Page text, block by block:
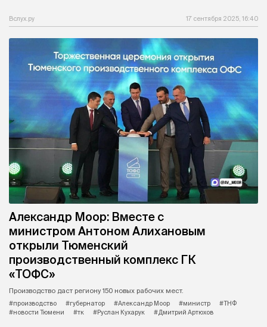
Вслух.ру 17 сентября 2025, 16:40
Александр Моор: Вместе с
министром Антоном Алихановым
открыли Тюменский
производственный комплекс ГК
«ТОФС»
Производство даст региону 150 новых рабочих мест.
#производство
#губернатор #Александр Моор #министр
#ТНФ
#новости Тюмени
#тк #Руслан Кухарук #Дмитрий Артюхов